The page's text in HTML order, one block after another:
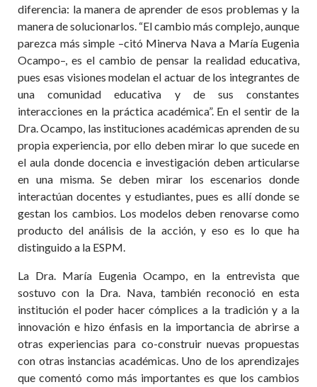
diferencia: la manera de aprender de esos problemas y la
manera de solucionarlos. “El cambio más complejo, aunque
parezca más simple –citó Minerva Nava a María Eugenia
Ocampo–, es el cambio de pensar la realidad educativa,
pues esas visiones modelan el actuar de los integrantes de
una comunidad educativa y de sus constantes
interacciones en la práctica académica”. En el sentir de la
Dra. Ocampo, las instituciones académicas aprenden de su
propia experiencia, por ello deben mirar lo que sucede en
el aula donde docencia e investigación deben articularse
en una misma. Se deben mirar los escenarios donde
interactúan docentes y estudiantes, pues es allí donde se
gestan los cambios. Los modelos deben renovarse como
producto del análisis de la acción, y eso es lo que ha
distinguido a la ESPM.
La Dra. María Eugenia Ocampo, en la entrevista que
sostuvo con la Dra. Nava, también reconoció en esta
institución el poder hacer cómplices a la tradición y a la
innovación e hizo énfasis en la importancia de abrirse a
otras experiencias para co-construir nuevas propuestas
con otras instancias académicas. Uno de los aprendizajes
que comentó como más importantes es que los cambios